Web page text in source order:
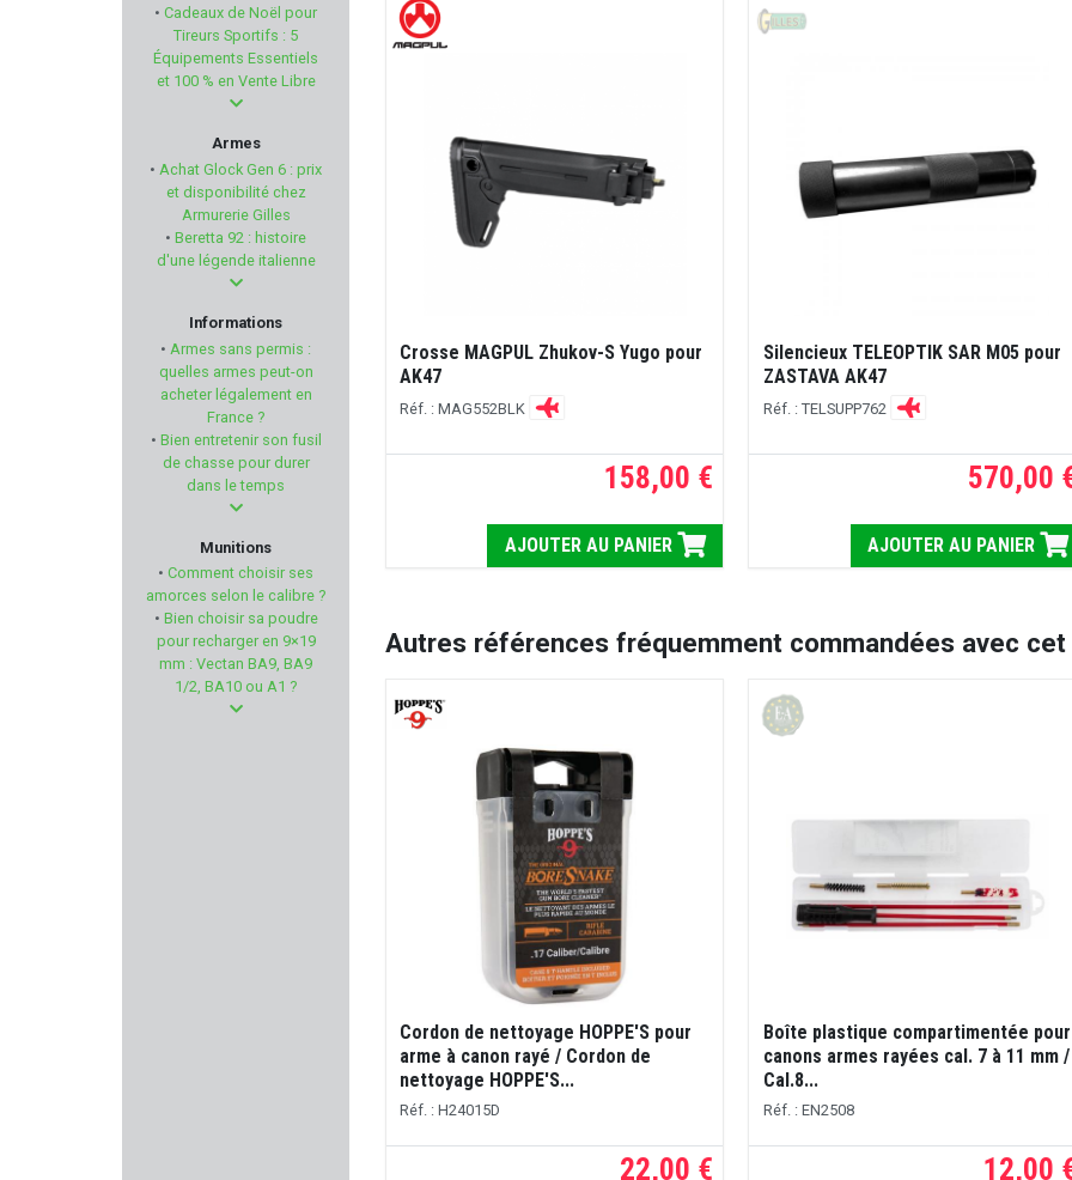
VERNEY CARRON
SCHAFTOL
ZEV
TOM JOULE
VOUZELAUD
SWISS+TECH
RCBS
MAROCCHI
POLYMER 80
KOWA
• Cadeaux de Noël pour
Tireurs Sportifs : 5
Équipements Essentiels
et 100 % en Vente Libre
Armes
• Achat Glock Gen 6 : prix
et disponibilité chez
Armurerie Gilles
• Beretta 92 : histoire
d'une légende italienne
Informations
• Armes sans permis :
quelles armes peut-on
acheter légalement en
France ?
• Bien entretenir son fusil
de chasse pour durer
dans le temps
Munitions
• Comment choisir ses
amorces selon le calibre ?
• Bien choisir sa poudre
pour recharger en 9×19
mm : Vectan BA9, BA9
1/2, BA10 ou A1 ?
Crosse MAGPUL Zhukov-S Yugo pour
AK47
Réf. : MAG552BLK
158,00 €
AJOUTER AU PANIER
Silencieux TELEOPTIK SAR M05 pour
ZASTAVA AK47
Réf. : TELSUPP762
570,00
AJOUTER AU PANIER
Autres références fréquemment commandées avec
Cordon de nettoyage HOPPE'S pour
arme à canon rayé / Cordon de
nettoyage HOPPE'S...
Réf. : H24015D
22,00 €
Boîte plastique compartimentée pour
canons armes rayées cal. 7 à 11 mm /
Cal.8...
Réf. : EN2508
12,00